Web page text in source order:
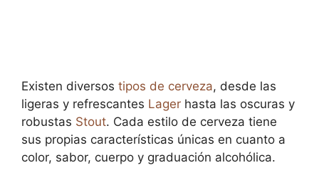
Existen diversos tipos de cerveza, desde las
ligeras y refrescantes Lager hasta las oscuras y
robustas Stout. Cada estilo de cerveza tiene
sus propias características únicas en cuanto a
color, sabor, cuerpo y graduación alcohólica.